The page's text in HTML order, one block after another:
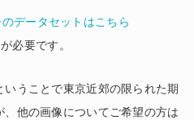
データセットはこちら
必要です。
うことで東京近郊の限られた期
他の画像についてご希望の方は